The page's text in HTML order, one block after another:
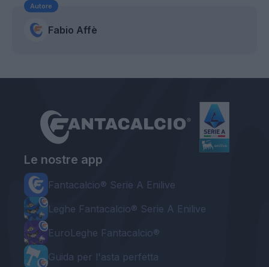
Autore
Fabio Affè
Le nostre app
Fantacalcio® Serie A Enilive
Leghe Fantacalcio® Serie A Enilive
EuroLeghe Fantacalcio®
Guida per l'asta perfetta